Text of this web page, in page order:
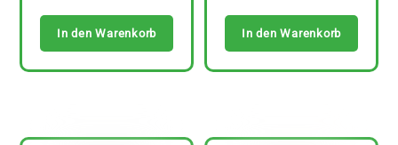
In den Warenkorb In den Warenkorb